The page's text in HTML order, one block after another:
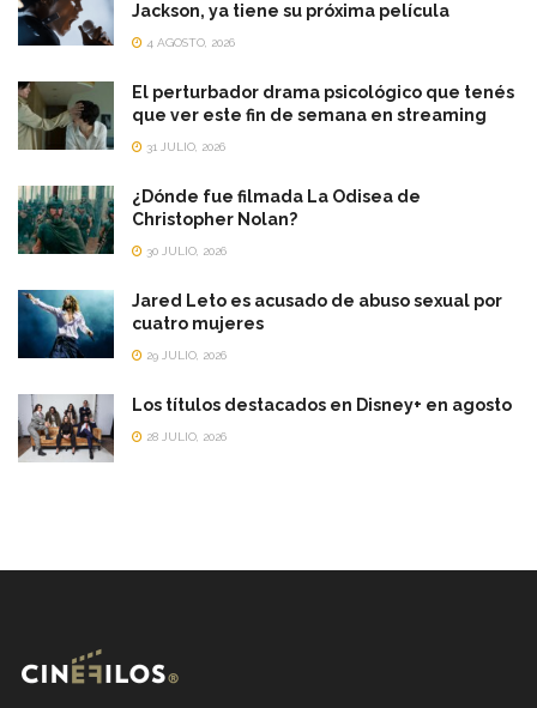
Jackson, ya tiene su próxima película
4 AGOSTO, 2026
El perturbador drama psicológico que tenés
que ver este fin de semana en streaming
31 JULIO, 2026
¿Dónde fue filmada La Odisea de
Christopher Nolan?
30 JULIO, 2026
Jared Leto es acusado de abuso sexual por
cuatro mujeres
29 JULIO, 2026
Los títulos destacados en Disney+ en agosto
28 JULIO, 2026